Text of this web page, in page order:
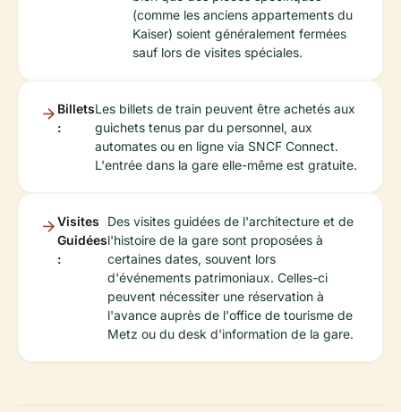
(comme les anciens appartements du
Kaiser) soient généralement fermées
sauf lors de visites spéciales.
Billets
:
Les billets de train peuvent être achetés aux
guichets tenus par du personnel, aux
automates ou en ligne via SNCF Connect.
L'entrée dans la gare elle-même est gratuite.
Visites
Guidées
:
Des visites guidées de l'architecture et de
l'histoire de la gare sont proposées à
certaines dates, souvent lors
d'événements patrimoniaux. Celles-ci
peuvent nécessiter une réservation à
l'avance auprès de l'office de tourisme de
Metz ou du desk d'information de la gare.